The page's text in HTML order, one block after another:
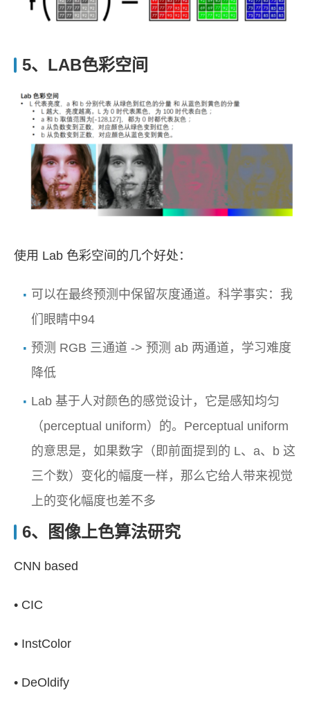
5、LAB色彩空间
使用 Lab 色彩空间的几个好处：
可以在最终预测中保留灰度通道。科学事实：我
们眼睛中94
预测 RGB 三通道 -> 预测 ab 两通道，学习难度
降低
Lab 基于人对颜色的感觉设计，它是感知均匀
（perceptual uniform）的。Perceptual uniform
的意思是，如果数字（即前面提到的 L、a、b 这
三个数）变化的幅度一样，那么它给人带来视觉
上的变化幅度也差不多
6、图像上色算法研究
CNN based
• CIC
• InstColor
• DeOldify